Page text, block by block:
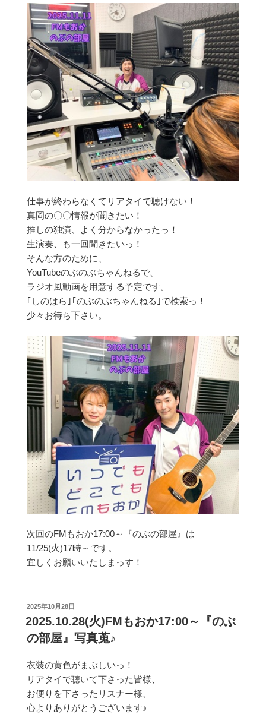
仕事が終わらなくてリアタイで聴けない！
真岡の〇〇情報が聞きたい！
推しの独演、よく分からなかったっ！
生演奏、も一回聞きたいっ！
そんな方のために、
YouTubeのぶのぶちゃんねるで、
ラジオ風動画を用意する予定です。
｢しのはら｣｢のぶのぶちゃんねる｣で検索っ！
少々お待ち下さい。
次回のFMもおか17:00～『のぶの部屋』は
11/25(火)17時～です。
宜しくお願いいたしまっす！
投
稿
日:
2025年10月28日
2025.10.28(火)FMもおか17:00～『のぶ
の部屋』写真蒐♪
衣装の黄色がまぶしいっ！
リアタイで聴いて下さった皆様、
お便りを下さったリスナー様、
心よりありがとうございます♪